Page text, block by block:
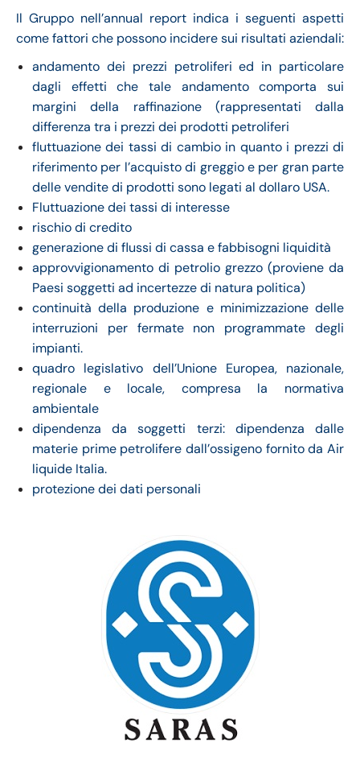
Il Gruppo nell’annual report indica i seguenti aspetti
come fattori che possono incidere sui risultati aziendali:
andamento dei prezzi petroliferi ed in particolare
dagli effetti che tale andamento comporta sui
margini della raffinazione (rappresentati dalla
differenza tra i prezzi dei prodotti petroliferi
fluttuazione dei tassi di cambio in quanto i prezzi di
riferimento per l’acquisto di greggio e per gran parte
delle vendite di prodotti sono legati al dollaro USA.
Fluttuazione dei tassi di interesse
rischio di credito
generazione di flussi di cassa e fabbisogni liquidità
approvvigionamento di petrolio grezzo (proviene da
Paesi soggetti ad incertezze di natura politica)
continuità della produzione e minimizzazione delle
interruzioni per fermate non programmate degli
impianti.
quadro legislativo dell’Unione Europea, nazionale,
regionale e locale, compresa la normativa
ambientale
dipendenza da soggetti terzi: dipendenza dalle
materie prime petrolifere dall’ossigeno fornito da Air
liquide Italia.
protezione dei dati personali